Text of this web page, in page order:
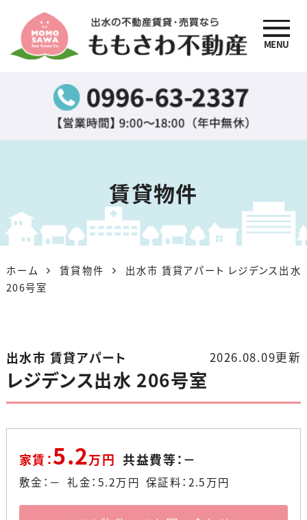
出水の不動産賃貸・売買
なら『ももさわ不動産』
MENU
賃貸物件
ホーム 賃貸物件
出水市 賃貸アパート レジデンス出水
206号室
出水市 賃貸アパート
レジデンス出水 206号室
2026.08.09更新
家賃：5.2万円 共益費等：－
敷金：－ 礼金： 5.2万円 保証料： 2.5万円